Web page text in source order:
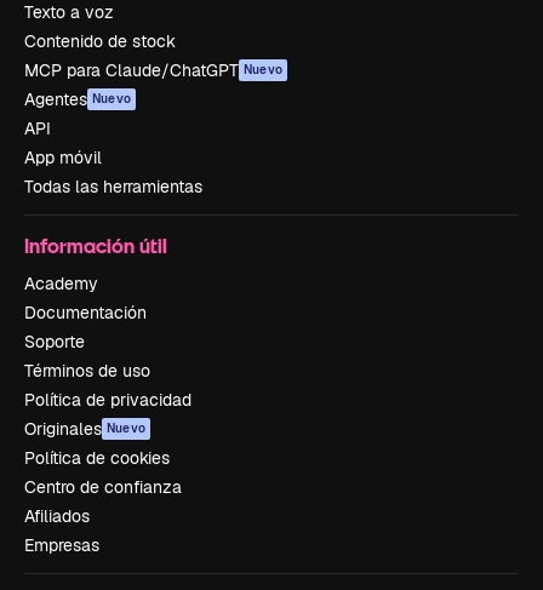
Texto a voz
Contenido de stock
MCP para Claude/ChatGPT Nuevo
Agentes Nuevo
API
App móvil
Todas las herramientas
Información útil
Academy
Documentación
Soporte
Términos de uso
Política de privacidad
Originales Nuevo
Política de cookies
Centro de confianza
Afiliados
Empresas